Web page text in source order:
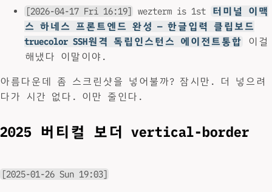
[2026-04-17 Fri 16:19] wezterm is 1st
터미널 이맥
스 하네스 프론트엔드 완성 — 한글입력 클립보드
truecolor SSH원격 독립인스턴스 에이전트통합
이걸
해냈다 이말이야.
아름다운데 좀 스크린샷을 넣어불까? 잠시만. 더 넣으려
다가 시간 없다. 이만 줄인다.
2025 버티컬 보더 vertical-border
[2025-01-26 Sun 19:03]